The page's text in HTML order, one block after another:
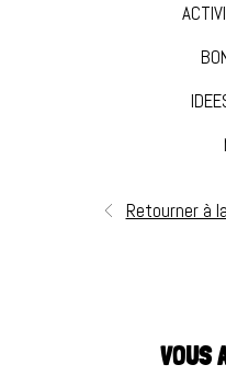
Retourner à
VOUS